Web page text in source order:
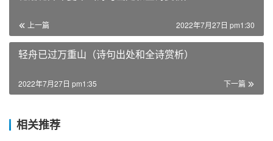
上一篇 2022年7月27日 pm1:30
轻舟已过万重山（诗句出处和全诗赏析）
下一篇
2022年7月27日 pm1:35
相关推荐